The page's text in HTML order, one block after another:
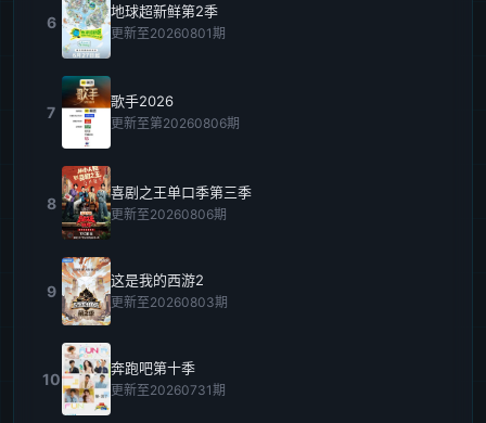
6
地球超新鲜第2季
更新至20260801期
7
歌手2026
更新至第20260806期
8
喜剧之王单口季第三季
更新至20260806期
9
这是我的西游2
更新至20260803期
10
奔跑吧第十季
更新至20260731期